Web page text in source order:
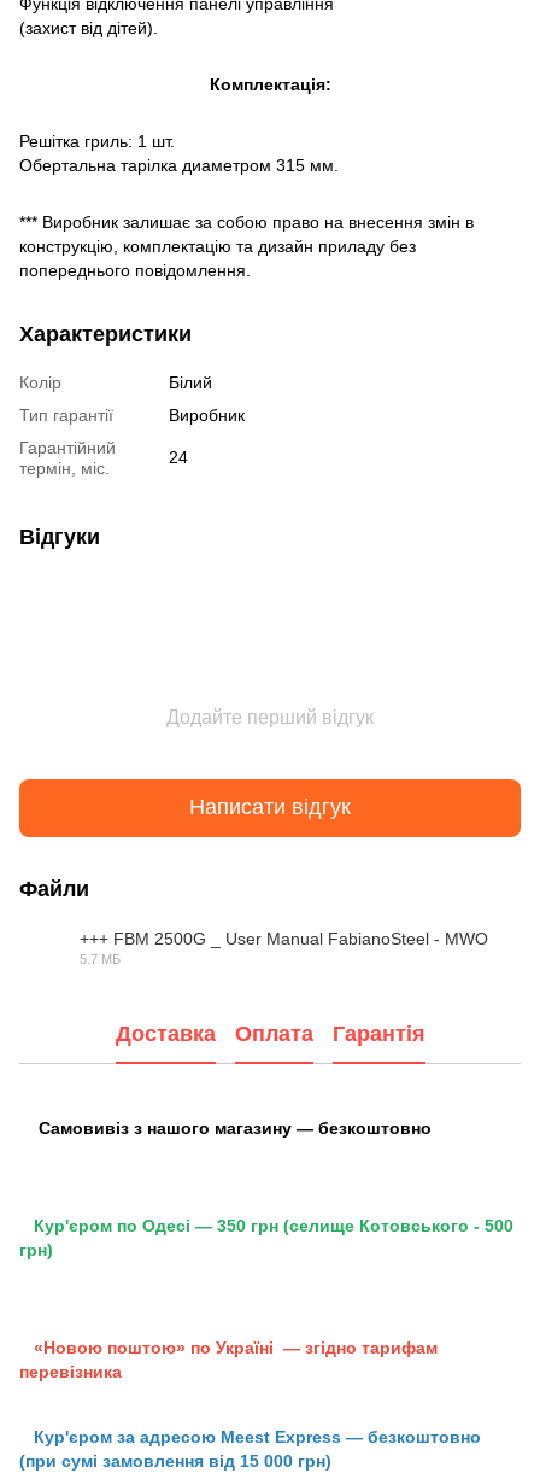
(захист від дітей).
Комплектація:
Решітка гриль: 1 шт.
Обертальна тарілка диаметром 315 мм.
*** Виробник залишає за собою право на внесення змін в
конструкцію, комплектацію та дизайн приладу без
попереднього повідомлення.
Характеристики
Колір
Білий
Тип гарантії
Виробник
Гарантійний
термін, міс.
24
Відгуки
Додайте перший відгук
Написати відгук
Файли
+++ FBM 2500G _ User Manual FabianoSteel - MWO
5.7 МБ
Доставка Оплата Гарантія
Самовивіз з нашого магазину — безкоштовно
Кур'єром по Одесі — 350 грн (селище Котовського - 500
грн)
«Новою поштою» по Україні — згідно тарифам
перевізника
Кур'єром за адресою Meest Express — безкоштовно
(при сумі замовлення від 15 000 грн)